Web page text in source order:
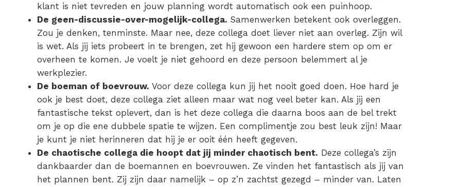
klant is niet tevreden en jouw planning wordt automatisch ook een puinhoop.
De geen-discussie-over-mogelijk-collega. Samenwerken betekent ook overleggen.
Zou je denken, tenminste. Maar nee, deze collega doet liever niet aan overleg. Zijn wil
is wet. Als jij iets probeert in te brengen, zet hij gewoon een hardere stem op om er
overheen te komen. Je voelt je niet gehoord en deze persoon belemmert al je
werkplezier.
De boeman of boevrouw. Voor deze collega kun jij het nooit goed doen. Hoe hard je
ook je best doet, deze collega ziet alleen maar wat nog veel beter kan. Als jij een
fantastische tekst oplevert, dan is het deze collega die daarna boos aan de bel trekt
om je op die ene dubbele spatie te wijzen. Een complimentje zou best leuk zijn! Maar
je kunt je niet herinneren dat hij je er ooit één heeft gegeven.
De chaotische collega die hoopt dat jij minder chaotisch bent. Deze collega’s zijn
dankbaarder dan de boemannen en boevrouwen. Ze vinden het fantastisch als jij van
het plannen bent. Zij zijn daar namelijk – op z’n zachtst gezegd – minder van. Laten